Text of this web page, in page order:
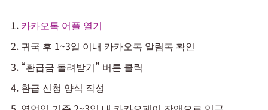
카카오톡 어플 열기
귀국 후 1~3일 이내 카카오톡 알림톡 확인
“환급금 돌려받기” 버튼 클릭
환급 신청 양식 작성